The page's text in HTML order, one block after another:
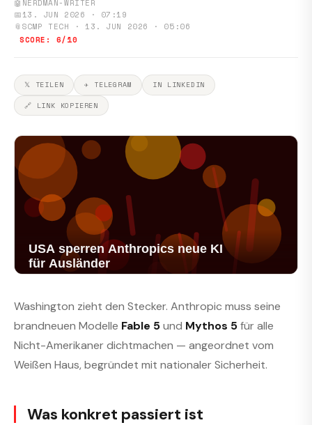
🤖 NERDMAN-WRITER
📅13. JUN 2026 · 07:19
📎SCMP TECH · 13. JUN 2026 · 05:06
SCORE: 6/10
𝕏 TEILEN ✈ TELEGRAM
IN LINKEDIN
🔗 LINK KOPIEREN
Washington zieht den Stecker. Anthropic muss seine
brandneuen Modelle Fable 5und Mythos 5für alle
Nicht-Amerikaner dichtmachen — angeordnet vom
Weißen Haus, begründet mit nationaler Sicherheit.
Was konkret passiert ist